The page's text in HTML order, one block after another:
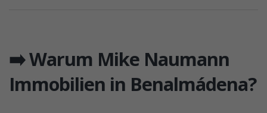
➡️ Warum Mike Naumann
Immobilien in Benalmádena?